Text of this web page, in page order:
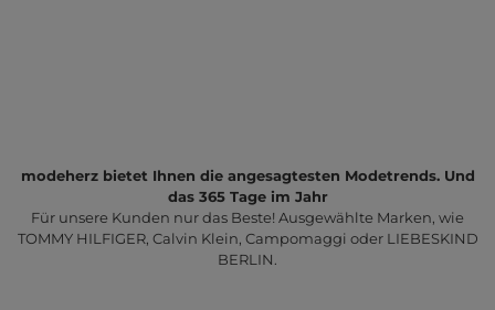
modeherz bietet Ihnen die angesagtesten Modetrends. Und
das 365 Tage im Jahr
Für unsere Kunden nur das Beste! Ausgewählte Marken, wie
TOMMY HILFIGER, Calvin Klein, Campomaggi oder LIEBESKIND
BERLIN.